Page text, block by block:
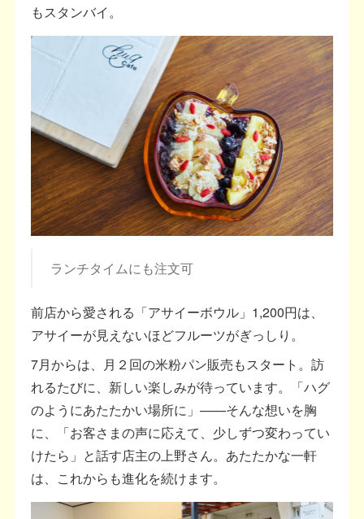
もスタンバイ。
ランチタイムにも注文可
前店から愛される「アサイーボウル」1,200円は、
アサイーが見えないほどフルーツがぎっしり。
7月からは、月２回の米粉パン販売もスタート。訪
れるたびに、新しい楽しみが待っています。「ハグ
のようにあたたかい場所に」——そんな想いを胸
に、「お客さまの声に応えて、少しずつ変わってい
けたら」と話す店主の上野さん。あたたかな一軒
は、これからも進化を続けます。